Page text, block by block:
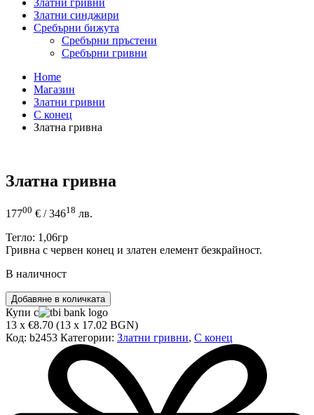
Златни гривни
Златни синджири
Сребърни бижута
Сребърни пръстени
Сребърни гривни
Home
Магазин
Златни гривни
С конец
Златна гривна
Златна гривна
17700 € / 34618 лв.
Тегло: 1,06гр
Гривна с червен конец и златен елемент безкрайност.
В наличност
количество
за
Златна
гривна
Добавяне в количката
Купи с
13 x €8.70 (13 x 17.02 BGN)
Код: b2453 Категории: Златни гривни, С конец